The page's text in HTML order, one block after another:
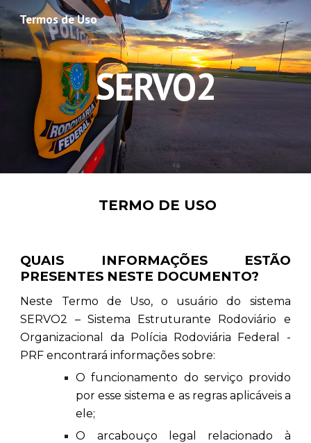
Skip to main content Skip to navigation
Termos de Uso
SERVO2
TERMO DE USO
QUAIS INFORMAÇÕES ESTÃO
PRESENTES NESTE DOCUMENTO?
Neste Termo de Uso, o usuário do sistema
SERVO2 – Sistema Estruturante Rodoviário e
Organizacional da Polícia Rodoviária Federal -
PRF encontrará informações sobre:
O funcionamento do serviço provido
por esse sistema e as regras aplicáveis a
ele;
O arcabouço legal relacionado à